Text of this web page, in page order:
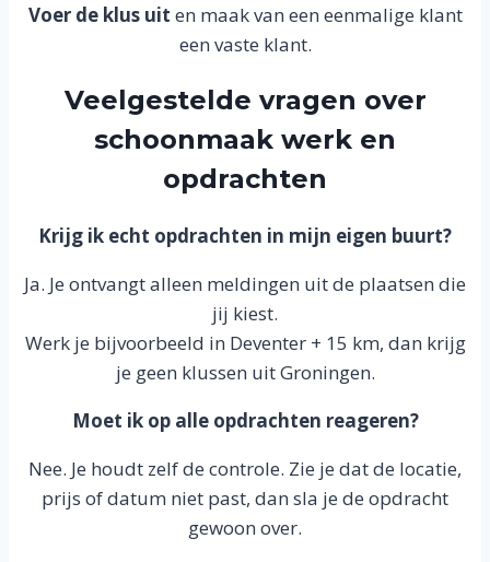
Voer de klus uit en maak van een eenmalige klant
een vaste klant.
Veelgestelde vragen over
schoonmaak werk en
opdrachten
Krijg ik echt opdrachten in mijn eigen buurt?
Ja. Je ontvangt alleen meldingen uit de plaatsen die
jij kiest.
Werk je bijvoorbeeld in Deventer + 15 km, dan krijg
je geen klussen uit Groningen.
Moet ik op alle opdrachten reageren?
Nee. Je houdt zelf de controle. Zie je dat de locatie,
prijs of datum niet past, dan sla je de opdracht
gewoon over.